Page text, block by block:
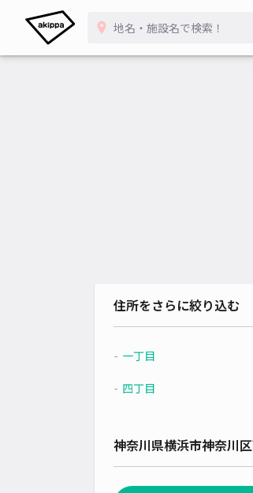
住所をさらに絞り込む
一丁目
四丁目
神奈川県横浜市神奈川